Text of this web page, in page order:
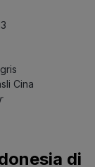
Cina
di